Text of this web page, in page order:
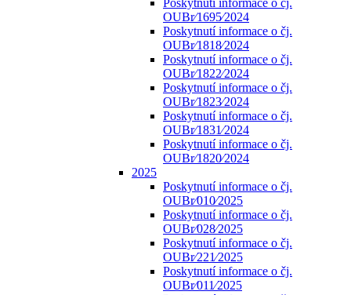
Poskytnutí informace o čj.
OUBr⁄1695⁄2024
Poskytnutí informace o čj.
OUBr⁄1818⁄2024
Poskytnutí informace o čj.
OUBr⁄1822⁄2024
Poskytnutí informace o čj.
OUBr⁄1823⁄2024
Poskytnutí informace o čj.
OUBr⁄1831⁄2024
Poskytnutí informace o čj.
OUBr⁄1820⁄2024
2025
Poskytnutí informace o čj.
OUBr⁄010⁄2025
Poskytnutí informace o čj.
OUBr⁄028⁄2025
Poskytnutí informace o čj.
OUBr⁄221⁄2025
Poskytnutí informace o čj.
OUBr⁄011⁄2025